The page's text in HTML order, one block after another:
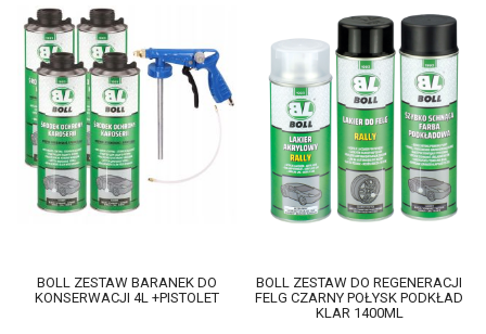
BOLL ZESTAW BARANEK DO
KONSERWACJI 4L +PISTOLET
BOLL ZESTAW DO REGENERACJI
FELG CZARNY POŁYSK PODKŁAD
KLAR 1400ML